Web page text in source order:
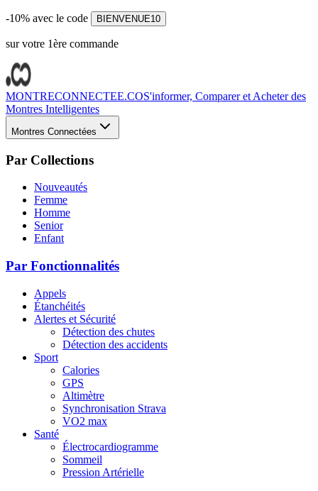
-10% avec le code BIENVENUE10
sur votre 1ère commande
MONTRECONNECTEE.COS'informer, Comparer et Acheter des
Montres Intelligentes
Montres Connectées
Par Collections
Nouveautés
Femme
Homme
Senior
Enfant
Par Fonctionnalités
Appels
Étanchéités
Alertes et Sécurité
Détection des chutes
Détection des accidents
Sport
Calories
GPS
Altimètre
Synchronisation Strava
VO2 max
Santé
Électrocardiogramme
Sommeil
Pression Artérielle